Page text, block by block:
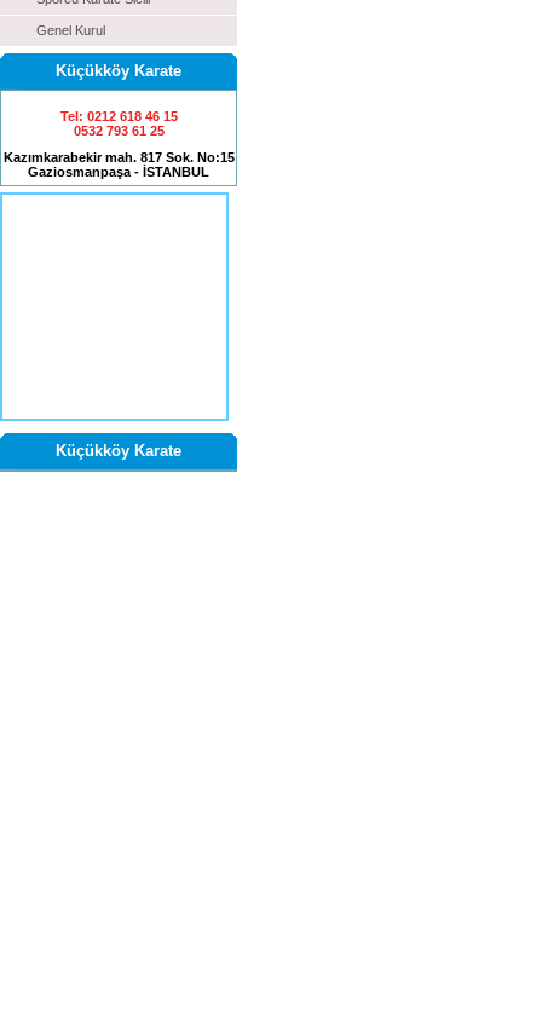
Genel Kurul
Küçükköy Karate
Tel: 0212 618 46 15
0532 793 61 25
Kazımkarabekir mah. 817 Sok. No:15
Gaziosmanpaşa - İSTANBUL
Küçükköy Karate